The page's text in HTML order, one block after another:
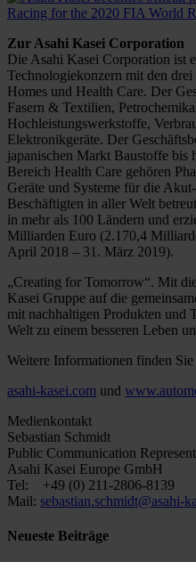
Zur Asahi Kasei Corporation
Die Asahi Kasei Corporation ist
Technologiekonzern mit den
Homes und Health Care. Der
Fasern & Textilien,
Hochleistungswerkstoffe,
Elektronikgeräte. Der
japanischen Markt Baustoffe bis
Bereich Health Care gehören
Geräte und Systeme für die
Beschäftigten in aller Welt
in mehr als 100 Ländern und
Milliarden Euro (2.170,4
April 2018 – 31. März 2019).
„Creating for Tomorrow“. Mit
Kasei Gruppe auf die
mit nachhaltigen Produkten und
Welt zu einem besseren Leben
Weitere Informationen finden Sie
asahi-kasei.com und
Medienkontakt
Sebastian Schmidt
Public Communication
Asahi Kasei Europe GmbH
Tel: +49 (0) 211-2806-8139
Mail: sebastian.schmidt@asahi-
Neueste Beiträge